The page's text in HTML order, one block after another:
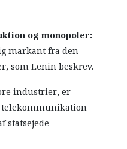
og monopoler:
markant fra den
som Lenin beskrev.
industrier, er
telekommunikation
statsejede